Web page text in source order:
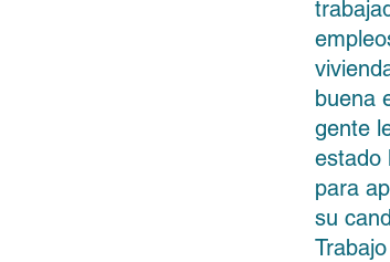
buena
gente
estado
para
su